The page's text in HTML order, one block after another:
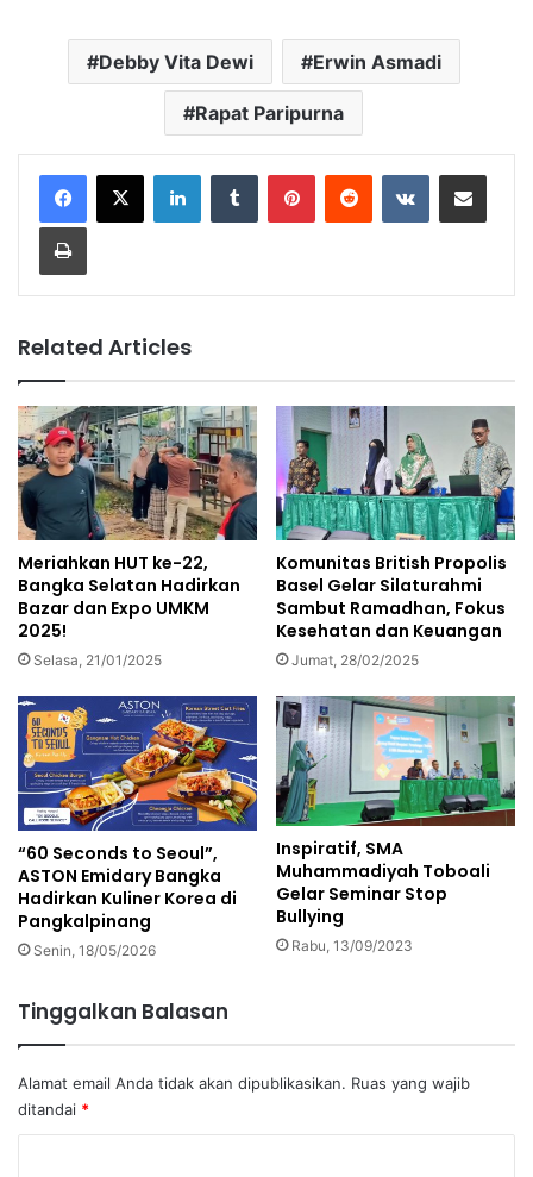
Debby Vita Dewi Erwin Asmadi
Rapat Paripurna
LinkedInTumblr PinterestReddit VKontakteShare via Email
Print
Related Articles
Meriahkan HUT ke-22,
Bangka Selatan Hadirkan
Bazar dan Expo UMKM
2025!
Selasa, 21/01/2025
Komunitas British Propolis
Basel Gelar Silaturahmi
Sambut Ramadhan, Fokus
Kesehatan dan Keuangan
Jumat, 28/02/2025
“60 Seconds to Seoul”,
ASTON Emidary Bangka
Hadirkan Kuliner Korea di
Pangkalpinang
Senin, 18/05/2026
Inspiratif, SMA
Muhammadiyah Toboali
Gelar Seminar Stop
Bullying
Rabu, 13/09/2023
Tinggalkan Balasan
Alamat email Anda tidak akan dipublikasikan. Ruas yang wajib
ditandai *